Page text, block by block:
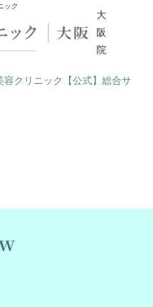
ック
大
阪
院
クリニック【公式】総合サ